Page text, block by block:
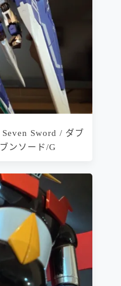
Sword / ダブ
ンソード/G